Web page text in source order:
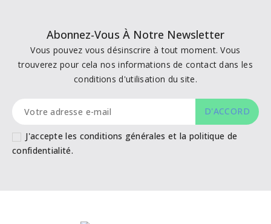
Abonnez-Vous À Notre Newsletter
Vous pouvez vous désinscrire à tout moment. Vous
trouverez pour cela nos informations de contact dans les
conditions d'utilisation du site.
J'accepte les conditions générales et la politique de
confidentialité.